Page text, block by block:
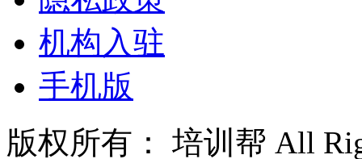
机构入驻
手机版
版权所有： 培训帮 All